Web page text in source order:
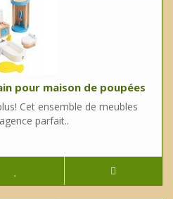
pour maison de poupées
Cet ensemble de meubles
parfait..